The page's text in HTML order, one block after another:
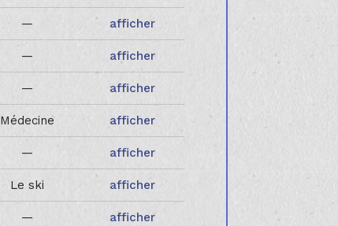
— afficher
— afficher
— afficher
Médecine afficher
— afficher
Le ski afficher
— afficher